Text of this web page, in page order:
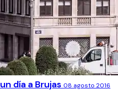
día a Brujas 08 agosto 2016